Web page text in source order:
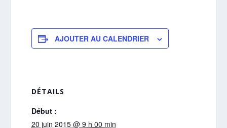
AJOUTER AU CALENDRIER
DÉTAILS
Début :
20 juin 2015 @ 9 h 00 min